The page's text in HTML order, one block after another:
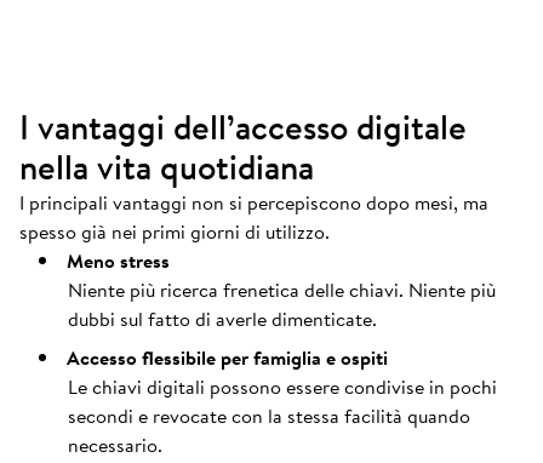
I vantaggi dell’accesso digitale
nella vita quotidiana
I principali vantaggi non si percepiscono dopo mesi, ma
spesso già nei primi giorni di utilizzo.
Meno stress
Niente più ricerca frenetica delle chiavi. Niente più
dubbi sul fatto di averle dimenticate.
Accesso flessibile per famiglia e ospiti
Le chiavi digitali possono essere condivise in pochi
secondi e revocate con la stessa facilità quando
necessario.